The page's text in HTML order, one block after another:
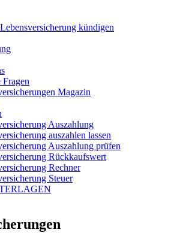
kündigen
Magazin
Auszahlung
auszahlen lassen
Auszahlung prüfen
Rückkaufswert
Rechner
Steuer